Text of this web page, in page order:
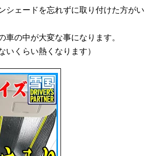
シェードを忘れずに取り付けた方がい
車の中が大変な事になります。
いくらい熱くなります）